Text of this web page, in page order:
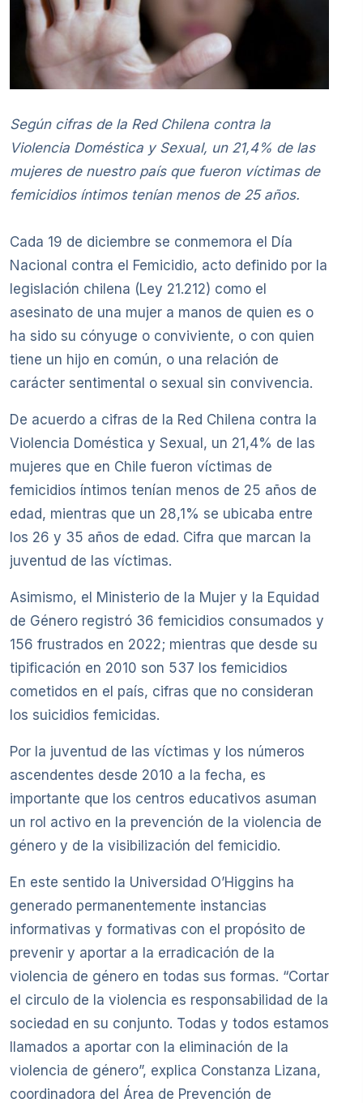
Según cifras de la Red Chilena contra la
Violencia Doméstica y Sexual, un 21,4% de las
mujeres de nuestro país que fueron víctimas de
femicidios íntimos tenían menos de 25 años.
Cada 19 de diciembre se conmemora el Día
Nacional contra el Femicidio, acto definido por la
legislación chilena (Ley 21.212) como el
asesinato de una mujer a manos de quien es o
ha sido su cónyuge o conviviente, o con quien
tiene un hijo en común, o una relación de
carácter sentimental o sexual sin convivencia.
De acuerdo a cifras de la Red Chilena contra la
Violencia Doméstica y Sexual, un 21,4% de las
mujeres que en Chile fueron víctimas de
femicidios íntimos tenían menos de 25 años de
edad, mientras que un 28,1% se ubicaba entre
los 26 y 35 años de edad. Cifra que marcan la
juventud de las víctimas.
Asimismo, el Ministerio de la Mujer y la Equidad
de Género registró 36 femicidios consumados y
156 frustrados en 2022; mientras que desde su
tipificación en 2010 son 537 los femicidios
cometidos en el país, cifras que no consideran
los suicidios femicidas.
Por la juventud de las víctimas y los números
ascendentes desde 2010 a la fecha, es
importante que los centros educativos asuman
un rol activo en la prevención de la violencia de
género y de la visibilización del femicidio.
En este sentido la Universidad O’Higgins ha
generado permanentemente instancias
informativas y formativas con el propósito de
prevenir y aportar a la erradicación de la
violencia de género en todas sus formas. “Cortar
el circulo de la violencia es responsabilidad de la
sociedad en su conjunto. Todas y todos estamos
llamados a aportar con la eliminación de la
violencia de género”, explica Constanza Lizana,
coordinadora del Área de Prevención de